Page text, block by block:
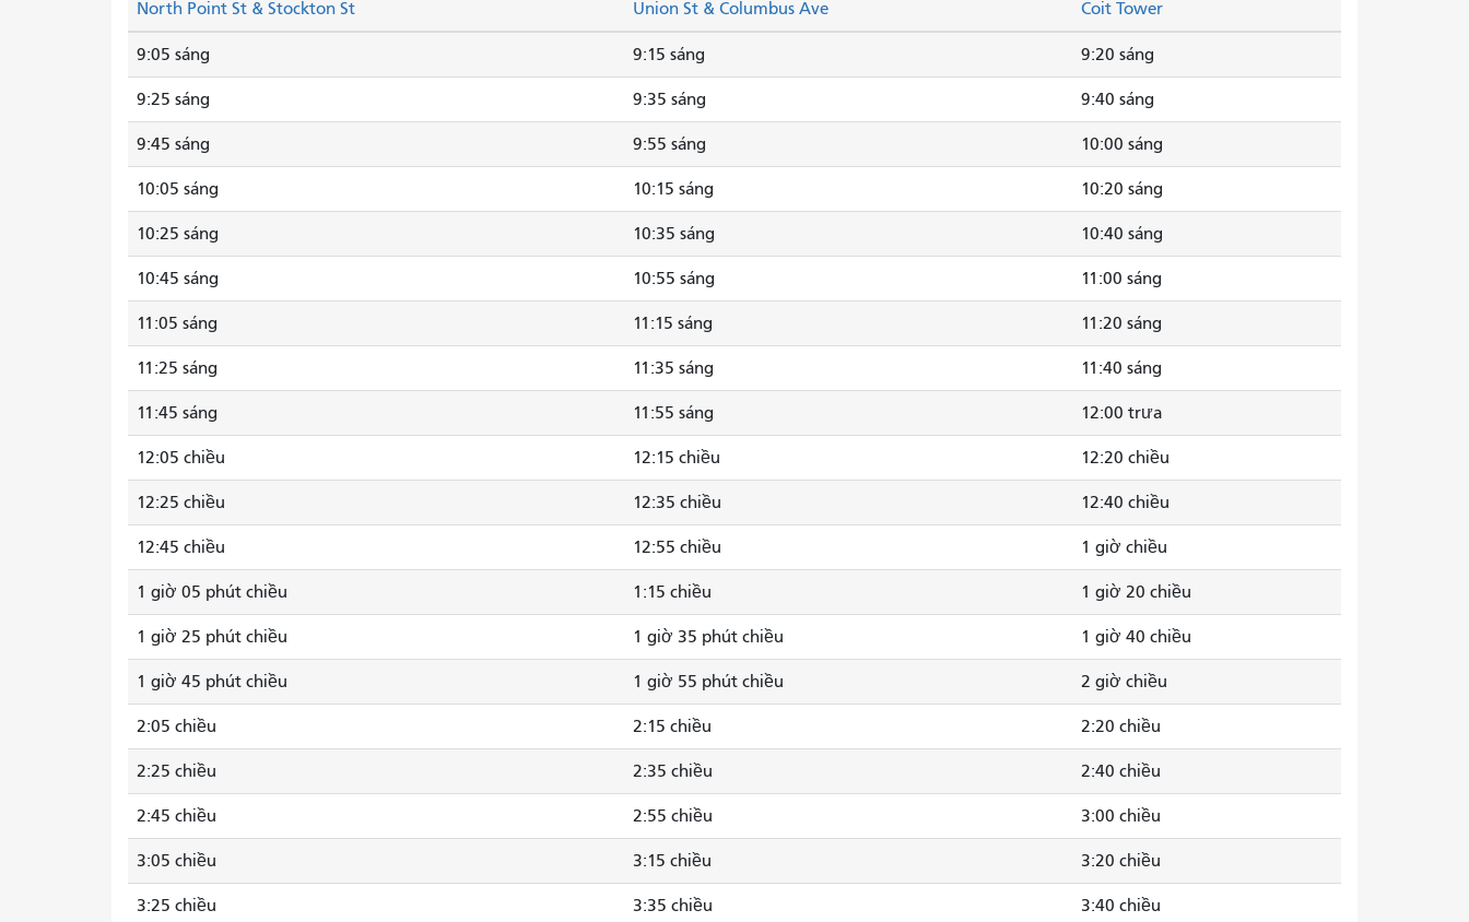
North Point St & Stockton St Union St & Columbus Ave Coit Tower
9:05 sáng 9:15 sáng 9:20 sáng
9:25 sáng 9:35 sáng 9:40 sáng
9:45 sáng 9:55 sáng 10:00 sáng
10:05 sáng 10:15 sáng 10:20 sáng
10:25 sáng 10:35 sáng 10:40 sáng
10:45 sáng 10:55 sáng 11:00 sáng
11:05 sáng 11:15 sáng 11:20 sáng
11:25 sáng 11:35 sáng 11:40 sáng
11:45 sáng 11:55 sáng 12:00 trưa
12:05 chiều 12:15 chiều 12:20 chiều
12:25 chiều 12:35 chiều 12:40 chiều
12:45 chiều 12:55 chiều 1 giờ chiều
1 giờ 05 phút chiều 1:15 chiều 1 giờ 20 chiều
1 giờ 25 phút chiều 1 giờ 35 phút chiều 1 giờ 40 chiều
1 giờ 45 phút chiều 1 giờ 55 phút chiều 2 giờ chiều
2:05 chiều 2:15 chiều 2:20 chiều
2:25 chiều 2:35 chiều 2:40 chiều
2:45 chiều 2:55 chiều 3:00 chiều
3:05 chiều 3:15 chiều 3:20 chiều
3:25 chiều 3:35 chiều 3:40 chiều